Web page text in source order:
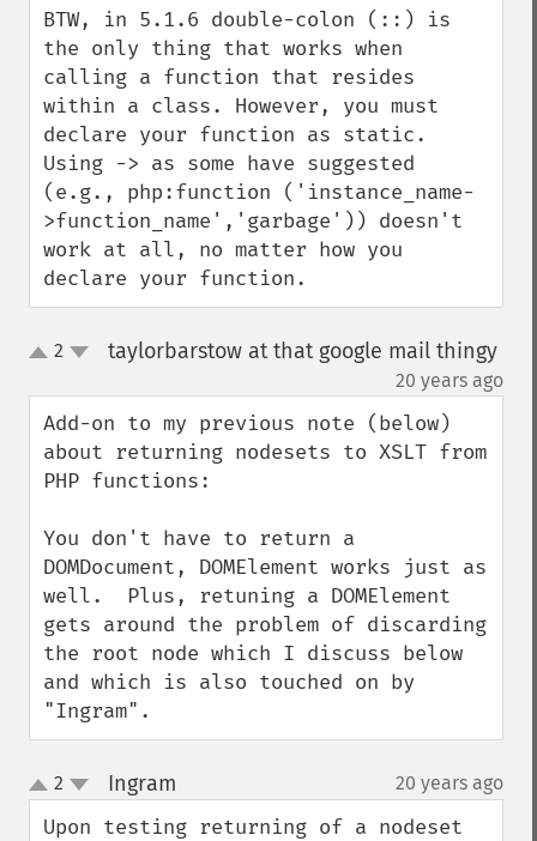
BTW, in 5.1.6 double-colon (::) is
the only thing that works when
calling a function that resides
within a class. However, you must
declare your function as static.
Using -> as some have suggested
(e.g., php:function ('instance_name-
>function_name','garbage')) doesn't
work at all, no matter how you
declare your function.
up2 taylorbarstow at that google mail thingy
20 years ago
Add-on to my previous note (below)
about returning nodesets to XSLT from
PHP functions:
You don't have to return a
DOMDocument, DOMElement works just as
well.  Plus, retuning a DOMElement
gets around the problem of discarding
the root node which I discuss below
and which is also touched on by
"Ingram".
up
down
2 Ingram 20 years ago
Upon testing returning of a nodeset